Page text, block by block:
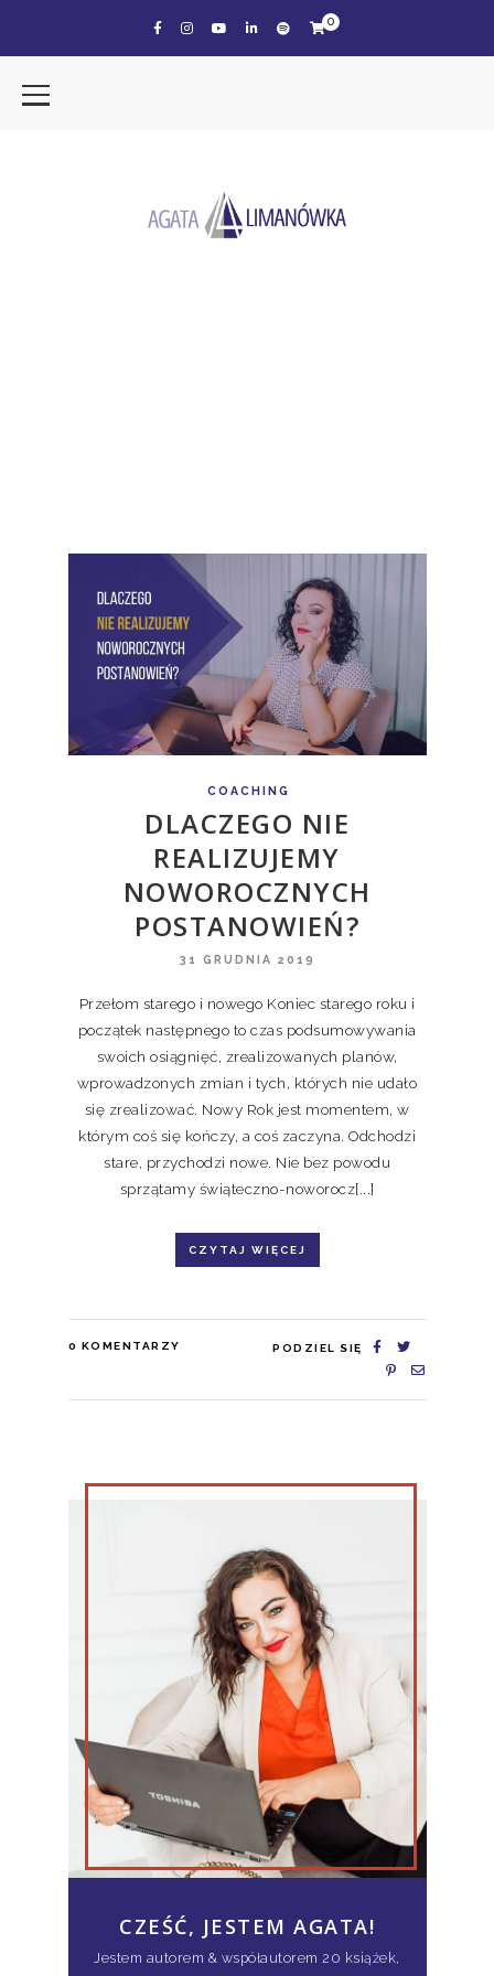
0
COACHING
DLACZEGO NIE
REALIZUJEMY
NOWOROCZNYCH
POSTANOWIEŃ?
31 GRUDNIA 2019
Przełom starego i nowego Koniec starego roku i
początek następnego to czas podsumowywania
swoich osiągnięć, zrealizowanych planów,
wprowadzonych zmian i tych, których nie udało
się zrealizować. Nowy Rok jest momentem, w
którym coś się kończy, a coś zaczyna. Odchodzi
stare, przychodzi nowe. Nie bez powodu
sprzątamy świąteczno-noworocz[...]
CZYTAJ WIĘCEJ
0 KOMENTARZY PODZIEL SIĘ
CZEŚĆ, JESTEM AGATA!
Jestem autorem & współautorem 20 książek,